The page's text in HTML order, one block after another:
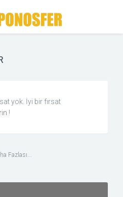
yok. İyi bir fırsat
!
Fazlası...